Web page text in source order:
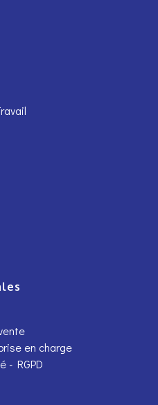
en charge
- RGPD